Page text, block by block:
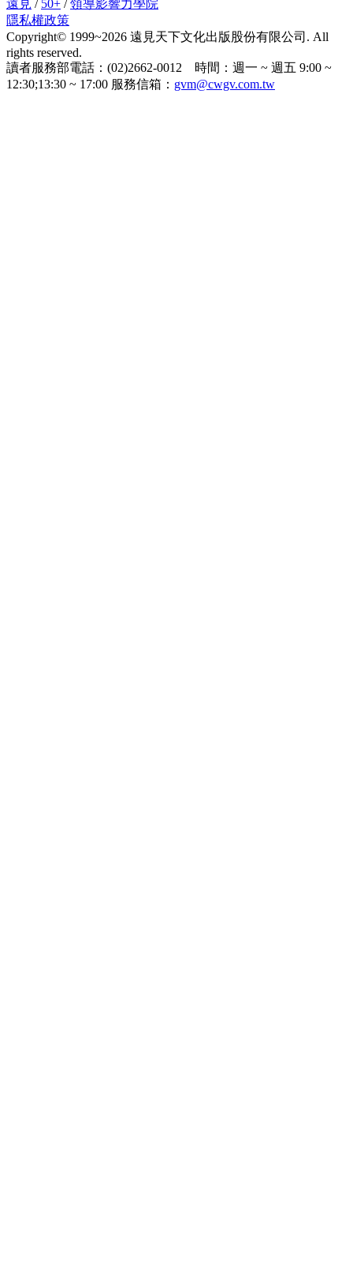
遠見 / 50+ / 領導影響力學院
隱私權政策
Copyright© 1999~2026 遠見天下文化出版股份有限公司. All
rights reserved.
讀者服務部電話：(02)2662-0012 時間：週一 ~ 週五 9:00 ~
12:30;13:30 ~ 17:00 服務信箱： gvm@cwgv.com.tw